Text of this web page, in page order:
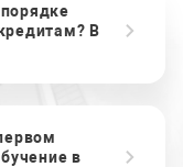
В
в